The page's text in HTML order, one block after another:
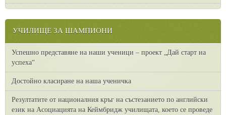
УЧИЛИЩЕ ЗА ШАМПИОНИ
Успешно представяне на наши ученици – проект „Дай старт на
успеха“
Достойно класиране на наша ученичка
Резултатите от националния кръг на състезанието по английски
език на Асоциацията на Кеймбридж училищата, което се проведе